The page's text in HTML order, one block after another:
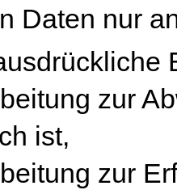
Daten nur
zur
ist,
zur